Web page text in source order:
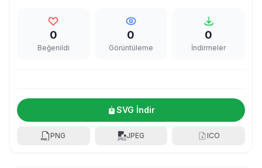
0
Beğenildi
0
Görüntüleme
0
İndirmeler
SVG İndir
PNG JPEG ICO